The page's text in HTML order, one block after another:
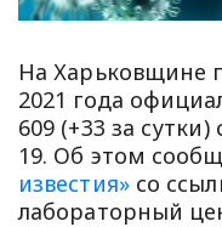
На Харьковщине
2021 года
609 (+33 за
19. Об этом
известия»со
лабораторный